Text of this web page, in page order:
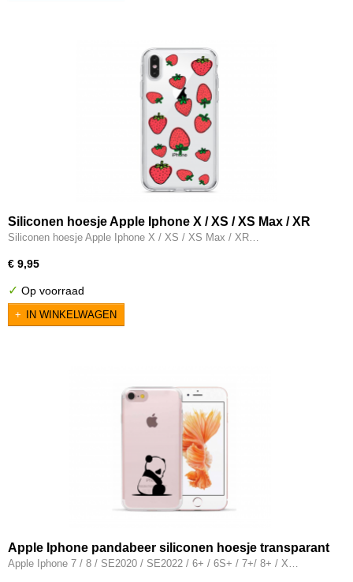
Siliconen hoesje Apple Iphone X / XS / XS Max / XR
transparant aardbeien
Siliconen hoesje Apple Iphone X / XS / XS Max / XR…
€ 9,95
✓ Op voorraad
IN WINKELWAGEN
Apple Iphone pandabeer siliconen hoesje transparant
- Panda
Apple Iphone 7 / 8 / SE2020 / SE2022 / 6+ / 6S+ / 7+/ 8+ / X…